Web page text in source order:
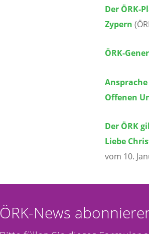
Der ÖRK-
Zypern
ÖRK-
Offenen
Der ÖRK
Liebe
vom 10.
ÖRK-News